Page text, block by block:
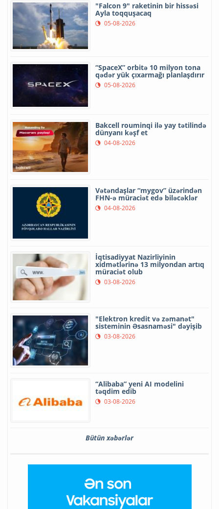
"Falcon 9" raketinin bir hissəsi
Ayla toqquşacaq
05-08-2026
“SpaceX” orbitə 10 milyon tona
qədər yük çıxarmağı planlaşdırır
05-08-2026
Bakcell rouminqi ilə yay tətilində
dünyanı kəşf et
04-08-2026
Vətəndaşlar “mygov” üzərindən
FHN-ə müraciət edə biləcəklər
04-08-2026
İqtisadiyyat Nazirliyinin
xidmətlərinə 13 milyondan artıq
müraciət olub
03-08-2026
"Elektron kredit və zəmanət"
sisteminin Əsasnaməsi" dəyişib
03-08-2026
“Alibaba” yeni AI modelini
təqdim edib
03-08-2026
Bütün xəbərlər